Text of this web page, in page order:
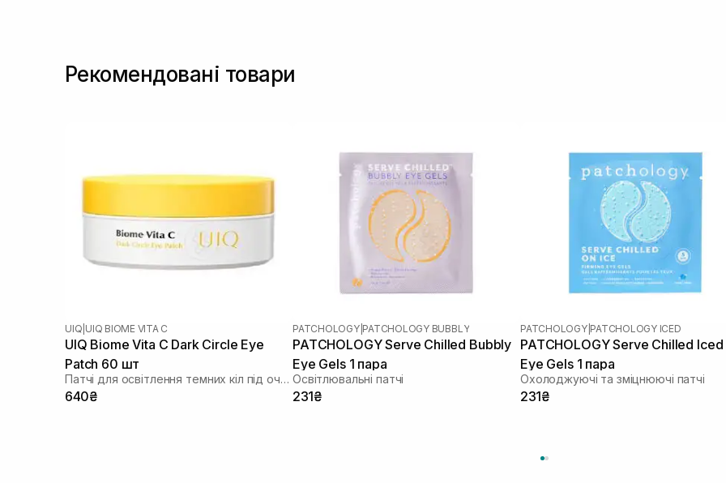
Рекомендовані товари
UIQ UIQ BIOME VITA C
UIQ Biome Vita C Dark Circle Eye
Patch 60 шт
Патчі для освітлення темних кіл під очима
640₴
PATCHOLOGY| PATCHOLOGY BUBBLY
PATCHOLOGY Serve Chilled Bubbly
Eye Gels 1 пара
Освітлювальні патчі
231₴
PATCHOLOGY| PATCHOLOGY ICED
PATCHOLOGY Serve Chilled Iced
Eye Gels 1 пара
Охолоджуючі та зміцнюючі патчі
231₴